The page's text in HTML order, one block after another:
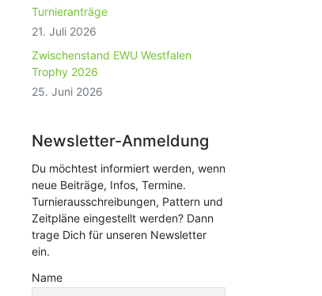
Turnieranträge
21. Juli 2026
Zwischenstand EWU Westfalen
Trophy 2026
25. Juni 2026
Newsletter-Anmeldung
Du möchtest informiert werden, wenn
neue Beiträge, Infos, Termine.
Turnierausschreibungen, Pattern und
Zeitpläne eingestellt werden? Dann
trage Dich für unseren Newsletter
ein.
Name